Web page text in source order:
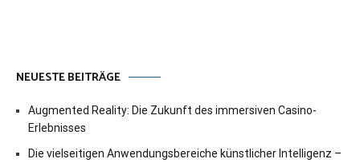
NEUESTE BEITRÄGE
Augmented Reality: Die Zukunft des immersiven Casino-
Erlebnisses
Die vielseitigen Anwendungsbereiche künstlicher Intelligenz –